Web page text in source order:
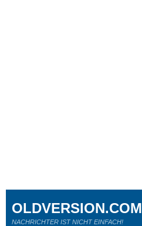
OLDVERSION.COM
NACHRICHTER IST NICHT EINFACH!